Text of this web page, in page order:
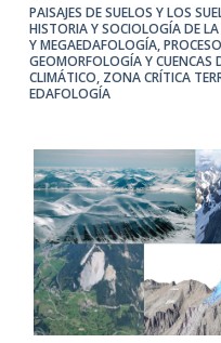
PAISAJES DE SUELOS Y LOS
HISTORIA Y SOCIOLOGÍA DE
Y MEGAEDAFOLOGÍA,
GEOMORFOLOGÍA Y CUENCAS
CLIMÁTICO, ZONA CRÍTICA
EDAFOLOGÍA